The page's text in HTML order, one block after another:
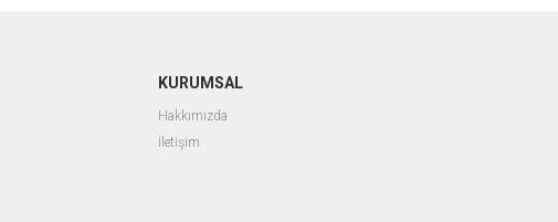
KURUMSAL
Hakkımızda
İletişim